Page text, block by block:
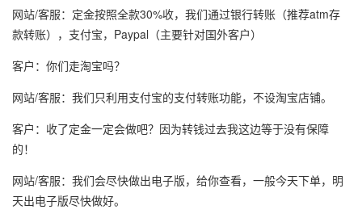
网站/客服：定金按照全款30%收，我们通过银行转账（推荐atm存
款转账），支付宝，Paypal（主要针对国外客户）
客户：你们走淘宝吗？
网站/客服：我们只利用支付宝的支付转账功能，不设淘宝店铺。
客户：收了定金一定会做吧？因为转钱过去我这边等于没有保障
的！
网站/客服：我们会尽快做出电子版，给你查看，一般今天下单，明
天出电子版尽快做好。